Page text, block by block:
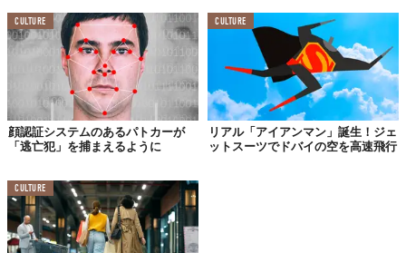
CULTURE
顔認証システムのあるパトカーが
「逃亡犯」を捕まえるように
CULTURE
リアル「アイアンマン」誕生！ジェ
ットスーツでドバイの空を高速飛行
CULTURE